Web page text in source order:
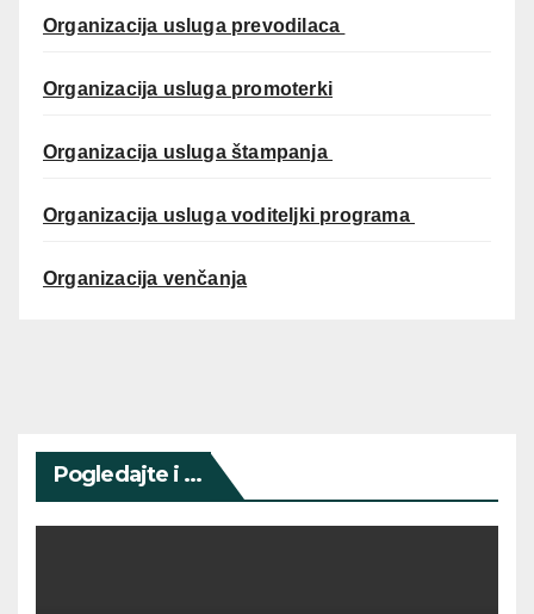
Organizacija usluga prevodilaca
Organizacija usluga promoterki
Organizacija usluga štampanja
Organizacija usluga voditeljki programa
Organizacija venčanja
Pogledajte i ...